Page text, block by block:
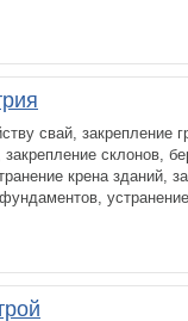
свай, закрепление
склонов,
крена зданий,